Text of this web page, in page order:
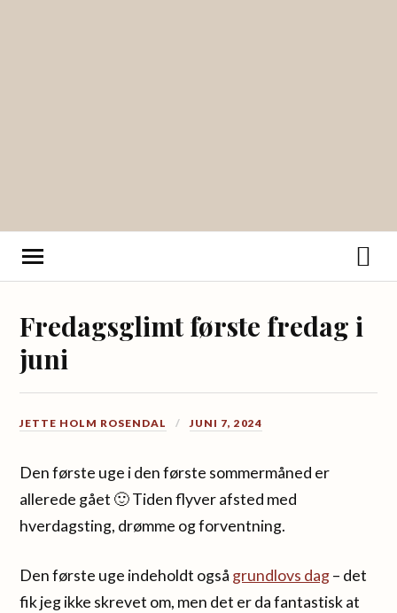
Fredagsglimt første fredag i
juni
JETTE HOLM ROSENDAL JUNI 7, 2024
Den første uge i den første sommermåned er
allerede gået 🙂 Tiden flyver afsted med
hverdagsting, drømme og forventning.
Den første uge indeholdt også grundlovs dag– det
fik jeg ikke skrevet om, men det er da fantastisk at